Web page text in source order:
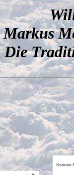
Markus
Die